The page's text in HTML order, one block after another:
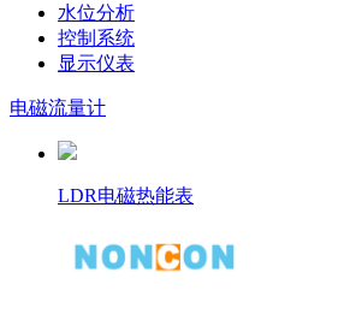
水位分析
控制系统
显示仪表
电磁流量计
LDR电磁热能表